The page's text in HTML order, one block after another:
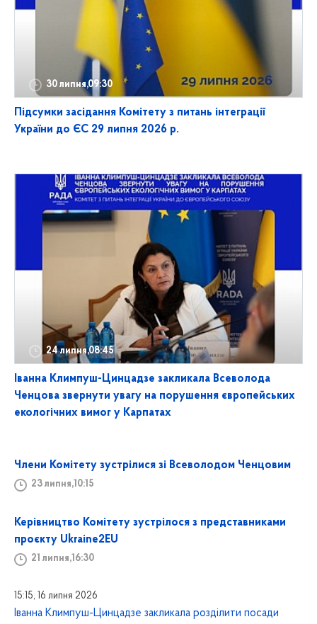
30 липня,09:30
Підсумки засідання Комітету з питань інтеграції
України до ЄС 29 липня 2026 р.
24 липня,08:45
Іванна Климпуш-Цинцадзе закликала Всеволода
Ченцова звернути увагу на порушення європейських
екологічних вимог у Карпатах
Члени Комітету зустрілися зі Всеволодом Ченцовим
23 липня,10:15
Керівництво Комітету зустрілося з представниками
проєкту Ukraine2EU
21 липня,16:30
15:15, 16 липня 2026
Іванна Климпуш-Цинцадзе закликала розділити посади